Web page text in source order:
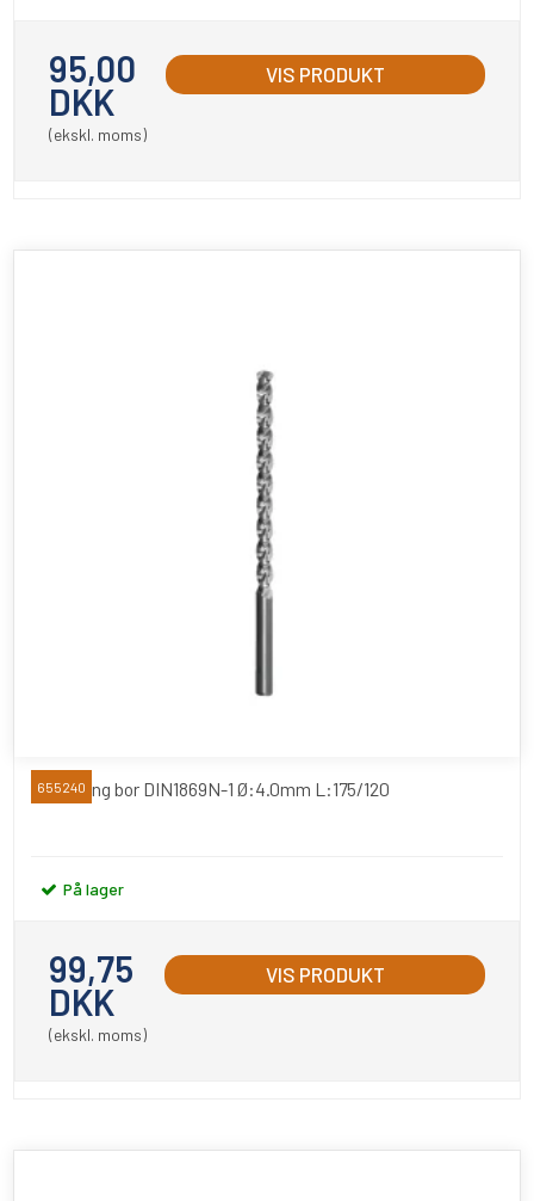
95,00
DKK
(ekskl. moms)
VIS PRODUKT
Extra lang bor DIN1869N-1 Ø:4.0mm L:175/120
655240
På lager
99,75
DKK
(ekskl. moms)
VIS PRODUKT